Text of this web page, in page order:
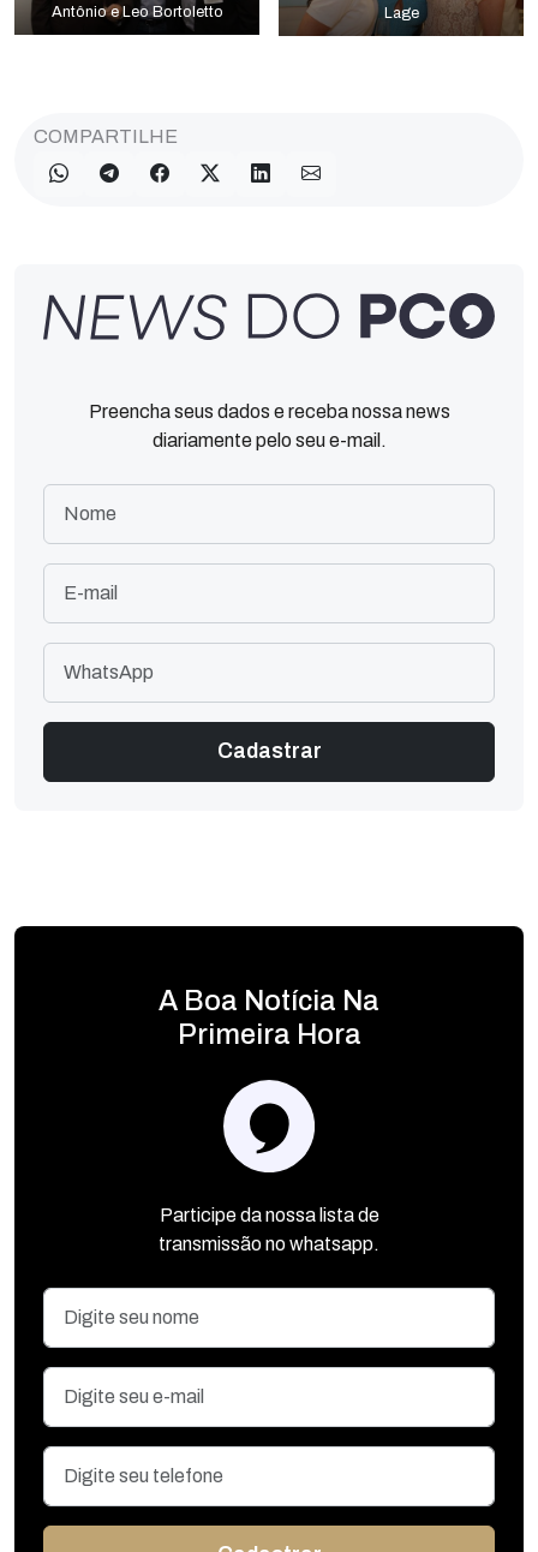
Antônio e Leo Bortoletto
Lage
COMPARTILHE
Preencha seus dados e receba nossa news
diariamente pelo seu e-mail.
A Boa Notícia Na
Primeira Hora
Participe da nossa lista de
transmissão no whatsapp.